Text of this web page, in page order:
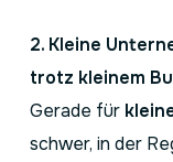
2. Kleine
trotz kleinem
Gerade für
schwer, in der